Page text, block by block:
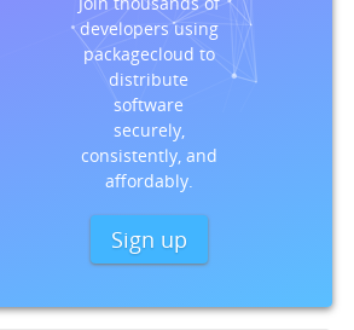
developers using
packagecloud to
distribute
software
securely,
consistently, and
affordably.
Sign up